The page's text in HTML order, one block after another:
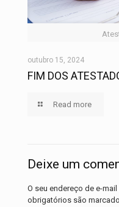
outubro 15, 2024
FIM DOS
Read more
Deixe um
O seu endereço de e-
obrigatórios são